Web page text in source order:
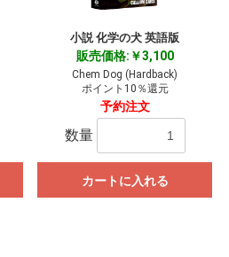
小説 化学の犬 英語版
販売価格:￥3,100
Chem Dog (Hardback)
ポイント10％還元
予約注文
数量
カートに入れる